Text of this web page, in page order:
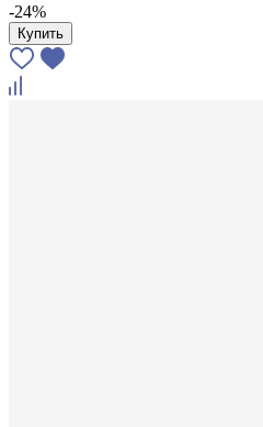
-24%
Купить